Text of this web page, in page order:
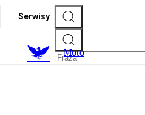
Serwisy
Moto